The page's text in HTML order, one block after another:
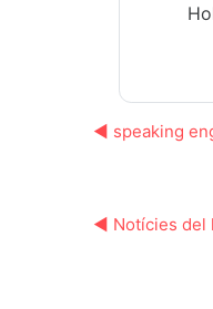
◀︎ speaking
◀︎ Notícies del